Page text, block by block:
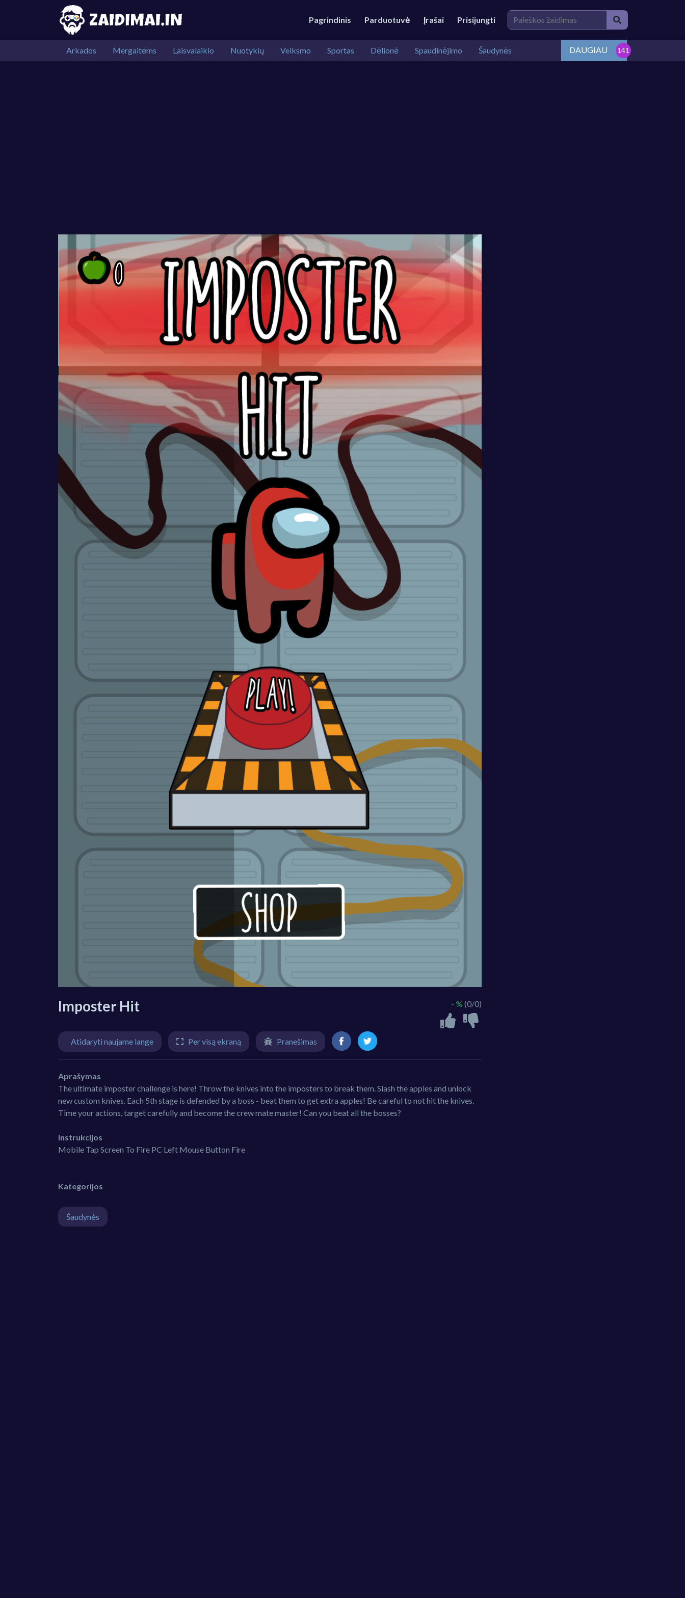
Pagrindinis Parduotuvė Įrašai Prisijungti
Arkados Mergaitėms Laisvalaikio Nuotykių Veiksmo Sportas Dėlionė Spaudinėjimo Šaudynės DAUGIAU
Imposter Hit - % (0/0)
Atidaryti naujame lange Per visą ekraną Pranešimas
Aprašymas
The ultimate imposter challenge is here! Throw the knives into the imposters to break them. Slash the apples and unlock
new custom knives. Each 5th stage is defended by a boss - beat them to get extra apples! Be careful to not hit the knives.
Time your actions, target carefully and become the crew mate master! Can you beat all the bosses?
Instrukcijos
Mobile Tap Screen To Fire PC Left Mouse Button Fire
Kategorijos
Šaudynės